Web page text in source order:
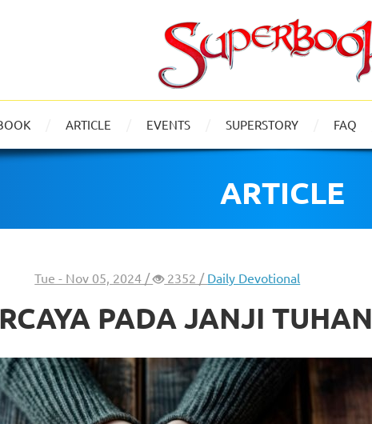
ARTICLE EVENTS SUPERSTORY FAQ
ARTICLE
Tue - Nov 05, 2024 / 2352 / Daily Devotional
PADA JANJI TUHAN